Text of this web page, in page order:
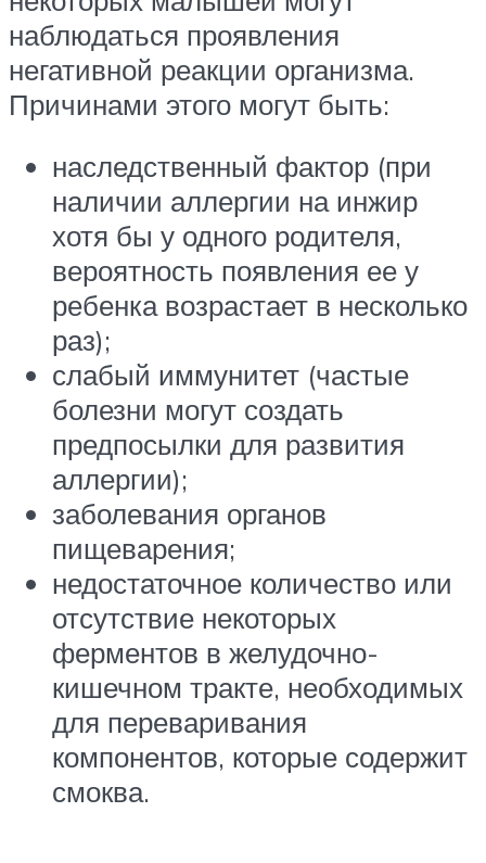
наблюдаться проявления
негативной реакции организма.
Причинами этого могут быть:
наследственный фактор (при
наличии аллергии на инжир
хотя бы у одного родителя,
вероятность появления ее у
ребенка возрастает в несколько
раз);
слабый иммунитет (частые
болезни могут создать
предпосылки для развития
аллергии);
заболевания органов
пищеварения;
недостаточное количество или
отсутствие некоторых
ферментов в желудочно-
кишечном тракте, необходимых
для переваривания
компонентов, которые содержит
смоква.